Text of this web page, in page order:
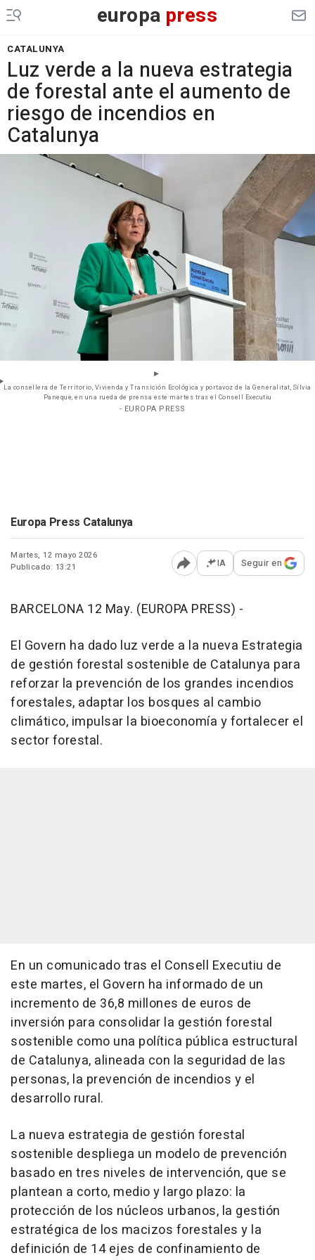
europa press
CATALUNYA
Luz verde a la nueva estrategia
de forestal ante el aumento de
riesgo de incendios en
Catalunya
La consellera de Territorio, Vivienda y Transición Ecológica y portavoz de la Generalitat, Sílvia
Paneque, en una rueda de prensa este martes tras el Consell Executiu
- EUROPA PRESS
Europa Press Catalunya
Martes, 12 mayo 2026
Publicado: 13:21
Abrir opciones para
IA Seguir en
BARCELONA 12 May. (EUROPA PRESS) -
El Govern ha dado luz verde a la nueva Estrategia
de gestión forestal sostenible de Catalunya para
reforzar la prevención de los grandes incendios
forestales, adaptar los bosques al cambio
climático, impulsar la bioeconomía y fortalecer el
sector forestal.
En un comunicado tras el Consell Executiu de
este martes, el Govern ha informado de un
incremento de 36,8 millones de euros de
inversión para consolidar la gestión forestal
sostenible como una política pública estructural
de Catalunya, alineada con la seguridad de las
personas, la prevención de incendios y el
desarrollo rural.
La nueva estrategia de gestión forestal
sostenible despliega un modelo de prevención
basado en tres niveles de intervención, que se
plantean a corto, medio y largo plazo: la
protección de los núcleos urbanos, la gestión
estratégica de los macizos forestales y la
definición de 14 ejes de confinamiento de